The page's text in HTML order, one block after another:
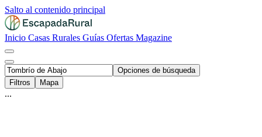
Salto al contenido principal
Inicio Casas Rurales Guías Ofertas Magazine
Opciones de búsqueda
Filtros
Mapa
...